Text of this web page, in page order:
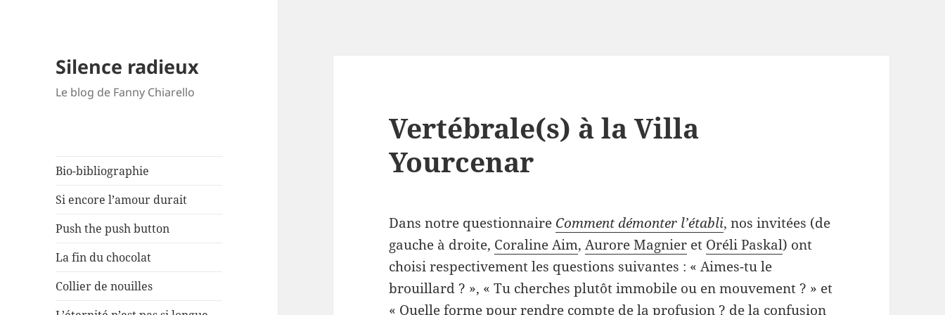
Silence radieux
Le blog de Fanny Chiarello
Bio-bibliographie
Si encore l’amour durait
Push the push button
La fin du chocolat
Collier de nouilles
Vertébrale(s) à la Villa
Yourcenar
Dans notre questionnaire Comment démonter l’établi, nos invitées (de
gauche à droite, Coraline Aim,Aurore Magnier et Oréli Paskal) ont
choisi respectivement les questions suivantes : « Aimes-tu le
brouillard ? », « Tu cherches plutôt immobile ou en mouvement ? » et
« Quelle forme pour rendre compte de la profusion ? de la confusion